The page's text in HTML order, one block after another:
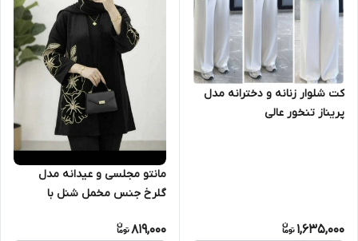
کت شلوار زنانه و دخترانه مدل
پریناز تنخور عالی
1,635,000
مانتو مجلسی و عیدانه مدل
گلرخ جنس مخمل شنل با
819,000